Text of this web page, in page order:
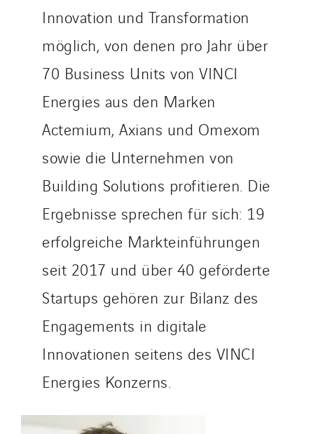
Innovation und Transformation
möglich, von denen pro Jahr über
70 Business Units von VINCI
Energies aus den Marken
Actemium, Axians und Omexom
sowie die Unternehmen von
Building Solutions profitieren. Die
Ergebnisse sprechen für sich: 19
erfolgreiche Markteinführungen
seit 2017 und über 40 geförderte
Startups gehören zur Bilanz des
Engagements in digitale
Innovationen seitens des VINCI
Energies Konzerns.